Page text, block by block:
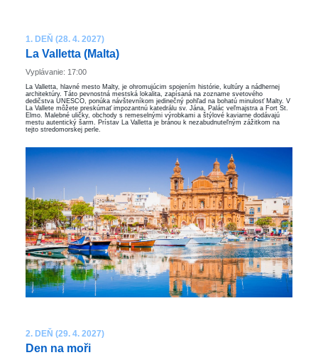
1. DEŇ (28. 4. 2027)
La Valletta (Malta)
Vyplávanie: 17:00
La Valletta, hlavné mesto Malty, je ohromujúcim spojením histórie, kultúry a nádhernej
architektúry. Táto pevnostná mestská lokalita, zapísaná na zozname svetového
dedičstva UNESCO, ponúka návštevníkom jedinečný pohľad na bohatú minulosť Malty. V
La Vallete môžete preskúmať impozantnú katedrálu sv. Jána, Palác veľmajstra a Fort St.
Elmo. Malebné uličky, obchody s remeselnými výrobkami a štýlové kaviarne dodávajú
mestu autentický šarm. Prístav La Valletta je bránou k nezabudnuteľným zážitkom na
tejto stredomorskej perle.
2. DEŇ (29. 4. 2027)
Den na moři